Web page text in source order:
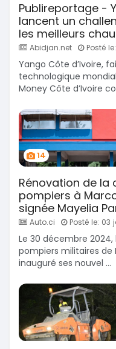
Publireportage -
lancent un
les meilleurs
Abidjan.net Posté
Yango Côte d’Ivoire,
technologique
Money Côte d’Ivoire
14
Rénovation de la
pompiers à
signée Mayelia
Auto.ci Posté le: 03
Le 30 décembre
pompiers militaires
inauguré ses nouvel ...